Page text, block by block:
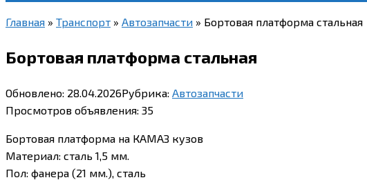
Главная » Транспорт » Автозапчасти » Бортовая платформа стальная
Бортовая платформа стальная
Обновлено: 28.04.2026Рубрика: Автозапчасти
Просмотров объявления: 35
Бортовая платформа на КАМАЗ кузов
Материал: сталь 1,5 мм.
Пол: фанера (21 мм.), сталь